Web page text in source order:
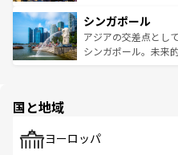
参照してほしい。
激する。気候は一年
が待っている。親し
た文化、そして多様
み、どこを訪れても
ており、効率よく見
うな絶景から文化的
シンガポール
アジアの交差点とし
シンガポール。未来
で、ホーカーズは地
国と地域
ヨーロッパ